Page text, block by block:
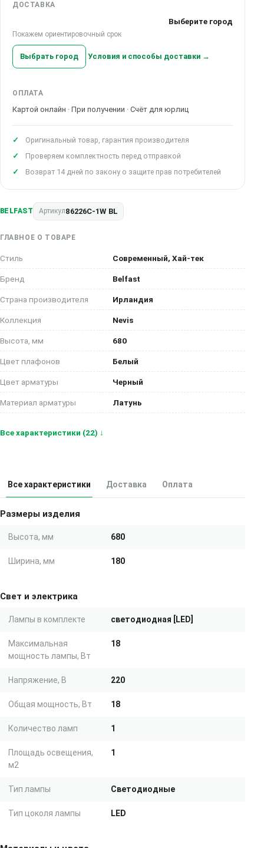
BELFAST Артикул86226C-1W BL
ГЛАВНОЕ О ТОВАРЕ
Стиль Современный, Хай-тек
Бренд Belfast
Страна производителя Ирландия
Коллекция Nevis
Высота, мм 680
Цвет плафонов Белый
Цвет арматуры Черный
Материал арматуры Латунь
Все характеристики (22) ↓
ДОСТАВКА
Выберите город
Покажем ориентировочный срок
Выбрать город Условия и способы доставки →
ОПЛАТА
Картой онлайн · При получении · Счёт для юрлиц
Оригинальный товар, гарантия производителя
Проверяем комплектность перед отправкой
Возврат 14 дней по закону о защите прав потребителей
Все характеристики Доставка Оплата
Размеры изделия
Высота, мм 680
Ширина, мм 180
Свет и электрика
Лампы в комплекте светодиодная [LED]
Максимальная
мощность лампы, Вт
18
Напряжение, В 220
Общая мощность, Вт 18
Количество ламп 1
Площадь освещения,
м2
1
Тип лампы Светодиодные
Тип цоколя лампы LED